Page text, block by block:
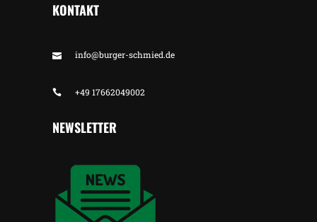
KONTAKT
info@burger-schmied.de
+49 17662049002
NEWSLETTER